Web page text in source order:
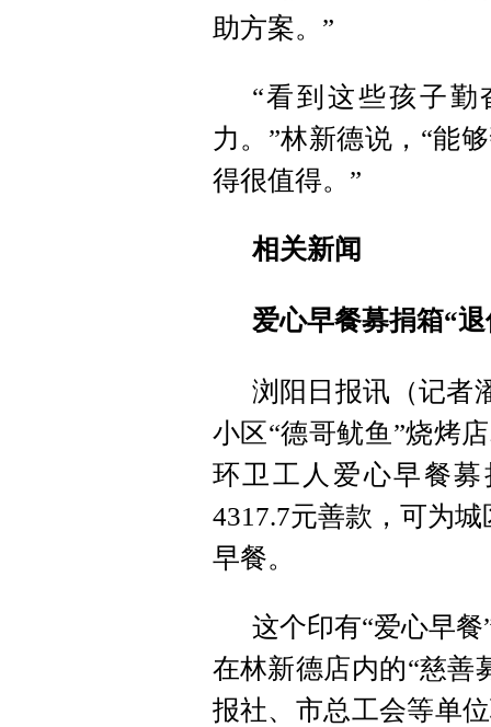
助方案。”
“看到这些孩子
力。”林新德说，“能
得很值得。”
相关新闻
爱心早餐募捐箱“
浏阳日报讯（记者
小区“德哥鱿鱼”烧烤
环卫工人爱心早餐
4317.7元善款，可为
早餐。
这个印有“爱心早
在林新德店内的“慈善
报社、市总工会等单